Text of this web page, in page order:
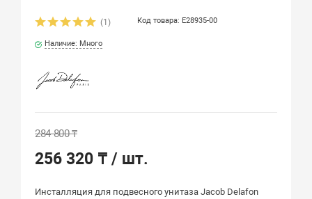
(1) Код товара: E28935-00
Наличие: Много
284 800 ₸
256 320 ₸/ шт.
Инсталляция для подвесного унитаза Jacob Delafon